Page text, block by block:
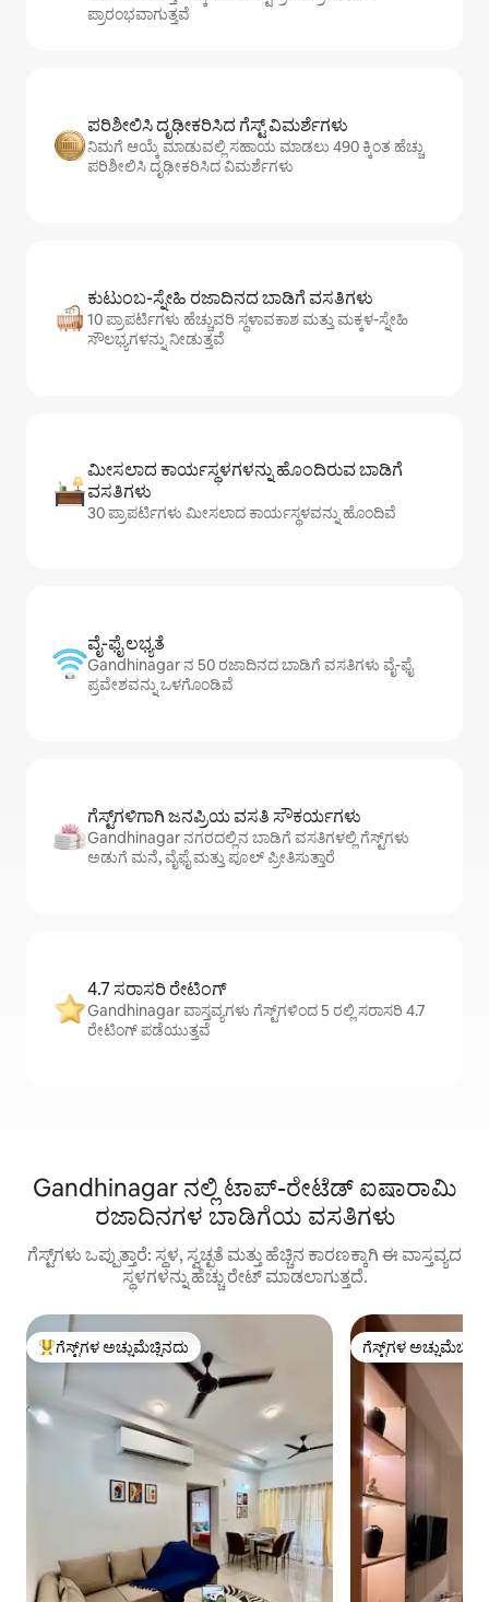
ಪ್ರಾರಂಭವಾಗುತ್ತವೆ
ಪರಿಶೀಲಿಸಿ ದೃಢೀಕರಿಸಿದ ಗೆಸ್ಟ್ ವಿಮರ್ಶೆಗಳು
ನಿಮಗೆ ಆಯ್ಕೆ ಮಾಡುವಲ್ಲಿ ಸಹಾಯ ಮಾಡಲು 490 ಕ್ಕಿಂತ ಹೆಚ್ಚು
ಪರಿಶೀಲಿಸಿ ದೃಢೀಕರಿಸಿದ ವಿಮರ್ಶೆಗಳು
ಕುಟುಂಬ-ಸ್ನೇಹಿ ರಜಾದಿನದ ಬಾಡಿಗೆ ವಸತಿಗಳು
10 ಪ್ರಾಪರ್ಟಿಗಳು ಹೆಚ್ಚುವರಿ ಸ್ಥಳಾವಕಾಶ ಮತ್ತು ಮಕ್ಕಳ-ಸ್ನೇಹಿ
ಸೌಲಭ್ಯಗಳನ್ನು ನೀಡುತ್ತವೆ
ಮೀಸಲಾದ ಕಾರ್ಯಸ್ಥಳಗಳನ್ನು ಹೊಂದಿರುವ ಬಾಡಿಗೆ
ವಸತಿಗಳು
30 ಪ್ರಾಪರ್ಟಿಗಳು ಮೀಸಲಾದ ಕಾರ್ಯಸ್ಥಳವನ್ನು ಹೊಂದಿವೆ
ವೈ-ಫೈ ಲಭ್ಯತೆ
Gandhinagar ನ 50 ರಜಾದಿನದ ಬಾಡಿಗೆ ವಸತಿಗಳು ವೈ-ಫೈ
ಪ್ರವೇಶವನ್ನು ಒಳಗೊಂಡಿವೆ
ಗೆಸ್ಟ್‌ಗಳಿಗಾಗಿ ಜನಪ್ರಿಯ ವಸತಿ ಸೌಕರ್ಯಗಳು
Gandhinagar ನಗರದಲ್ಲಿನ ಬಾಡಿಗೆ ವಸತಿಗಳಲ್ಲಿ ಗೆಸ್ಟ್‌ಗಳು
ಅಡುಗೆ ಮನೆ, ವೈಫೈ ಮತ್ತು ಪೂಲ್ ಪ್ರೀತಿಸುತ್ತಾರೆ
4.7 ಸರಾಸರಿ ರೇಟಿಂಗ್
Gandhinagar ವಾಸ್ತವ್ಯಗಳು ಗೆಸ್ಟ್‌ಗಳಿಂದ 5 ರಲ್ಲಿ ಸರಾಸರಿ 4.7
ರೇಟಿಂಗ್ ಪಡೆಯುತ್ತವೆ
Gandhinagar ನಲ್ಲಿ ಟಾಪ್-ರೇಟೆಡ್ ಐಷಾರಾಮಿ
ರಜಾದಿನಗಳ ಬಾಡಿಗೆಯ ವಸತಿಗಳು
ಗೆಸ್ಟ್‌ಗಳು ಒಪ್ಪುತ್ತಾರೆ: ಸ್ಥಳ, ಸ್ವಚ್ಛತೆ ಮತ್ತು ಹೆಚ್ಚಿನ ಕಾರಣಕ್ಕಾಗಿ ಈ ವಾಸ್ತವ್ಯದ
ಸ್ಥಳಗಳನ್ನು ಹೆಚ್ಚು ರೇಟ್ ಮಾಡಲಾಗುತ್ತದೆ.
ಗೆಸ್ಟ್‌ಗಳಿಗೆ ಅತಿ ಹೆಚ್ಚು ಅಚ್ಚುಮೆಚ್ಚಿನದು
ಗೆಸ್ಟ್‌ಗಳ ಅಚ್ಚುಮೆಚ್ಚಿನದು ಗೆಸ್ಟ್‌ಗಳ
ಗೆಸ್ಟ್‌ಗಳ